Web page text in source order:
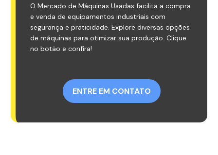
O Mercado de Máquinas Usadas facilita a compra
e venda de equipamentos industriais com
segurança e praticidade. Explore diversas opções
de máquinas para otimizar sua produção. Clique
no botão e confira!
ENTRE EM CONTATO